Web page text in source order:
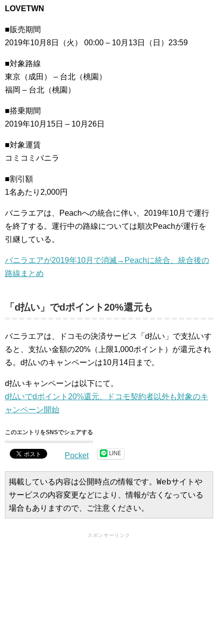
LOVETWN
■販売期間
2019年10月8日（火） 00:00 – 10月13日（日）23:59
■対象路線
東京（成田） – 台北（桃園）
福岡 – 台北（桃園）
■搭乗期間
2019年10月15日 – 10月26日
■対象運賃
コミコミバニラ
■割引額
1名あたり2,000円
バニラエアは、Peachへの統合に伴い、2019年10月で運行
を終了する。運行中の路線については順次Peachが運行を
引継している。
バニラエアが2019年10月で消滅→Peachに統合、統合後の
路線まとめ
「d払い」でdポイント20%還元も
バニラエアは、ドコモの決済サービス「d払い」で支払いす
ると、支払い金額の20%（上限1,000ポイント）が還元され
る。d払いのキャンペーンは10月14日まで。
d払いキャンペーンは以下にて。
d払いでdポイント20%還元、ドコモ契約者以外も対象のキ
ャンペーン開始
このエントリをSNSでシェアする
Pocket LINE
掲載している内容は公開時点の情報です。Webサイトや
サービスの内容変更などにより、情報が古くなっている
場合もありますので、ご注意ください。
スポンサーリンク